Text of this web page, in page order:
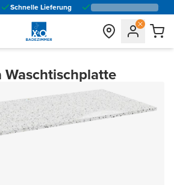
Schnelle Lieferung
Waschtischplatte